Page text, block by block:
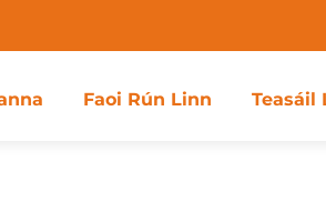
Faoi Rún Linn Teasáil